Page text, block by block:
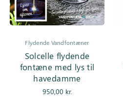
Flydende Vandfontæner
Solcelle flydende
fontæne med lys til
havedamme
950,00 kr.